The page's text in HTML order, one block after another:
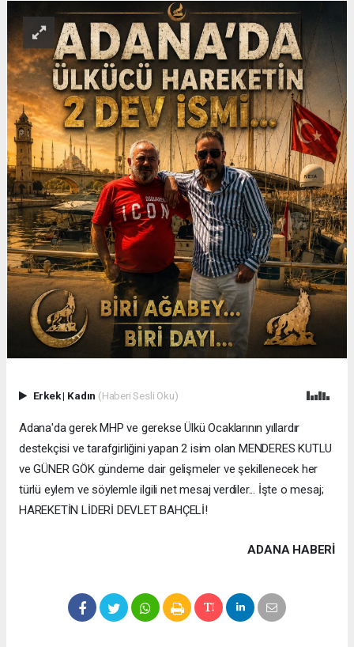
Erkek| Kadın (Haberi Sesli Oku)
Adana'da gerek MHP ve gerekse Ülkü Ocaklarının yıllardır
destekçisi ve tarafgirliğini yapan 2 isim olan MENDERES KUTLU
ve GÜNER GÖK gündeme dair gelişmeler ve şekillenecek her
türlü eylem ve söylemle ilgili net mesaj verdiler... İşte o mesaj;
HAREKETİN LİDERİ DEVLET BAHÇELİ!
ADANA HABERİ